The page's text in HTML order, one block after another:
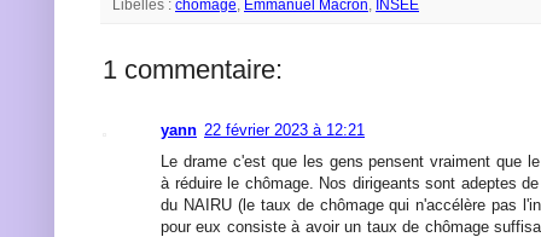
Libellés : chômage, Emmanuel Macron, INSEE
1 commentaire:
yann 22 février 2023 à 12:21
Le drame c'est que les gens pensent vraiment que
à réduire le chômage. Nos dirigeants sont adeptes
du NAIRU (le taux de chômage qui n'accélère pas
pour eux consiste à avoir un taux de chômage